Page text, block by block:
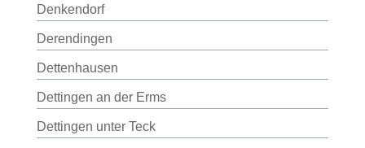
Denkendorf
Derendingen
Dettenhausen
Dettingen an der Erms
Dettingen unter Teck